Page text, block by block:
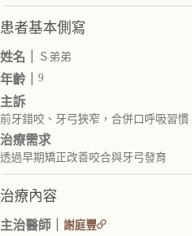
患者基本側寫
姓名｜ Ｓ弟弟
年齡｜ 9
主訴
前牙錯咬、牙弓狹窄，合併口呼吸習慣
治療需求
透過早期矯正改善咬合與牙弓發育
治療內容
主治醫師｜ 謝庭豐